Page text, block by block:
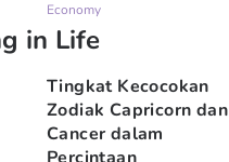
Economy
in Life
Tingkat Kecocokan
Zodiak Capricorn dan
Cancer dalam